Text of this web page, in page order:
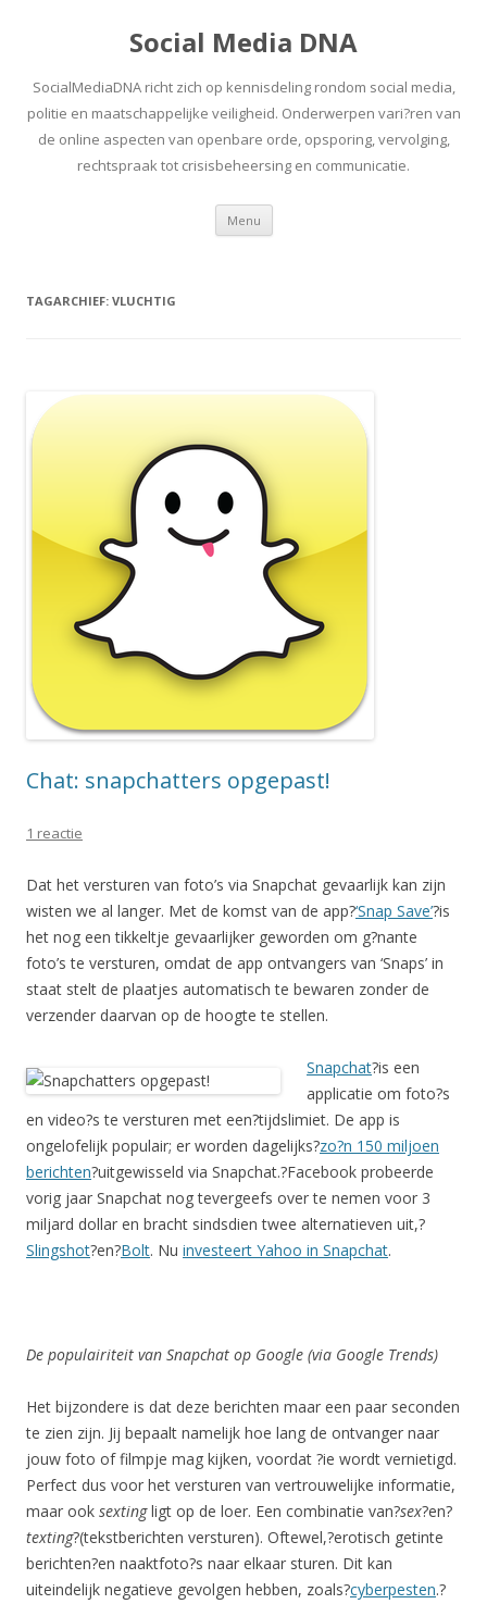
Social Media DNA
SocialMediaDNA richt zich op kennisdeling rondom social media,
politie en maatschappelijke veiligheid. Onderwerpen vari?ren van
de online aspecten van openbare orde, opsporing, vervolging,
rechtspraak tot crisisbeheersing en communicatie.
Menu Spring
inhoud
TAGARCHIEF: VLUCHTIG
Chat: snapchatters opgepast!
1 reactie
Dat het versturen van foto’s via Snapchat gevaarlijk kan zijn
wisten we al langer. Met de komst van de app?‘Snap Save’?is
het nog een tikkeltje gevaarlijker geworden om g?nante
foto’s te versturen, omdat de app ontvangers van ‘Snaps’ in
staat stelt de plaatjes automatisch te bewaren zonder de
verzender daarvan op de hoogte te stellen.
Snapchat?is een
applicatie om foto?s
en video?s te versturen met een?tijdslimiet. De app is
ongelofelijk populair; er worden dagelijks?zo?n 150 miljoen
berichten?uitgewisseld via Snapchat.?Facebook probeerde
vorig jaar Snapchat nog tevergeefs over te nemen voor 3
miljard dollar en bracht sindsdien twee alternatieven uit,?
Slingshot?en?Bolt. Nu investeert Yahoo in Snapchat.
De populairiteit van Snapchat op Google (via Google Trends)
Het bijzondere is dat deze berichten maar een paar seconden
te zien zijn. Jij bepaalt namelijk hoe lang de ontvanger naar
jouw foto of filmpje mag kijken, voordat ?ie wordt vernietigd.
Perfect dus voor het versturen van vertrouwelijke informatie,
maar ook sextingligt op de loer. Een combinatie van?sex?en?
texting?(tekstberichten versturen). Oftewel,?erotisch getinte
berichten?en naaktfoto?s naar elkaar sturen. Dit kan
uiteindelijk negatieve gevolgen hebben, zoals?cyberpesten.?